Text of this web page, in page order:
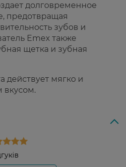
долговременное
предотвращая
зубов и
Emex также
щетка и зубная
действует мягко и
вкусом.